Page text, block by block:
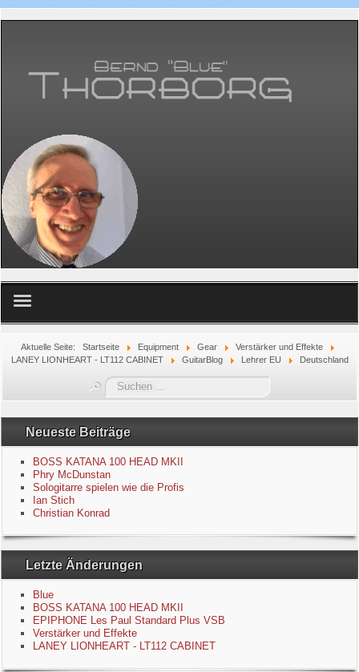
Equipment
GuitarBlog
Kontakt
Impressum
Datenschutzerklärung
Links
Gästebuch
Aktuelle Seite: Startseite Equipment Gear
Verstärker und Effekte
LANEY LIONHEART - LT112 CABINET
GuitarBlog Lehrer EU Deutschland
Suchen
...
Neueste Beiträge
BOSS KATANA 100 HEAD MKII
Phry McDunstan
Sologitarre spielen wie die Profis
Ian Stich
Christian Konrad
Letzte Änderungen
Blue
BOSS KATANA 100 HEAD MKII
EPIPHONE Les Paul Standard Plus VSB
Verstärker und Effekte
LANEY LIONHEART - LT112 CABINET